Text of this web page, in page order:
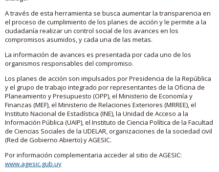
A través de esta herramienta se busca aumentar la transparencia en
el proceso de cumplimiento de los planes de acción y le permite a la
ciudadanía realizar un control social de los avances en los
compromisos asumidos, y cada una de las metas.
La información de avances es presentada por cada uno de los
organismos responsables del compromiso.
Los planes de acción son impulsados por Presidencia de la República
y el grupo de trabajo integrado por representantes de la Oficina de
Planeamiento y Presupuesto (OPP), el Ministerio de Economía y
Finanzas (MEF), el Ministerio de Relaciones Exteriores (MRREE), el
Instituto Nacional de Estadística (INE), la Unidad de Acceso a la
Información Pública (UAIP), el Instituto de Ciencia Política de la Facultad
de Ciencias Sociales de la UDELAR, organizaciones de la sociedad civil
(Red de Gobierno Abierto) y AGESIC.
Por información complementaria acceder al sitio de AGESIC:
www.agesic.gub.uy